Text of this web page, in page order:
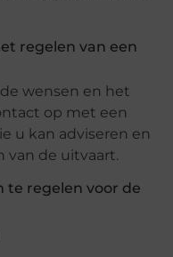
regelen van een
wensen en het
op met een
u kan adviseren en
van de uitvaart.
te regelen voor de